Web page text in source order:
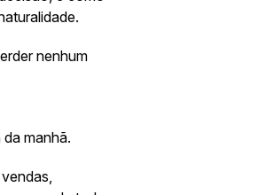
nenhum
manhã.